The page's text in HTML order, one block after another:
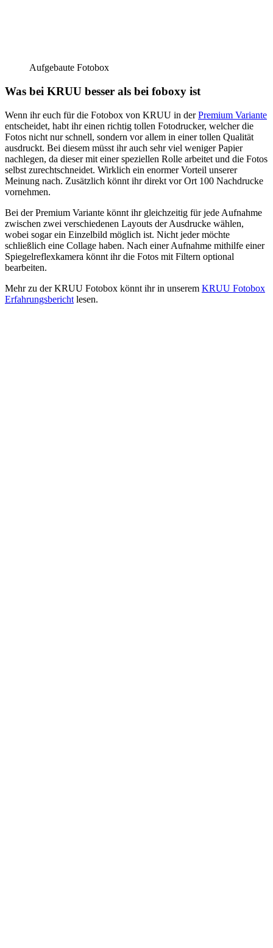
Aufgebaute Fotobox
Was bei KRUU besser als bei foboxy ist
Wenn ihr euch für die Fotobox von KRUU in derPremium Variante
entscheidet, habt ihr einen richtig tollen Fotodrucker, welcher die
Fotos nicht nur schnell, sondern vor allem in einer tollen Qualität
ausdruckt. Bei diesem müsst ihr auch sehr viel weniger Papier
nachlegen, da dieser mit einer speziellen Rolle arbeitet und die Fotos
selbst zurechtschneidet. Wirklich ein enormer Vorteil unserer
Meinung nach. Zusätzlich könnt ihr direkt vor Ort 100 Nachdrucke
vornehmen.
Bei der Premium Variante könnt ihr gleichzeitig für jede Aufnahme
zwischen zwei verschiedenen Layouts der Ausdrucke wählen,
wobei sogar ein Einzelbild möglich ist. Nicht jeder möchte
schließlich eine Collage haben. Nach einer Aufnahme mithilfe einer
Spiegelreflexkamera könnt ihr die Fotos mit Filtern optional
bearbeiten.
Mehr zu der KRUU Fotobox könnt ihr in unserem KRUU Fotobox
Erfahrungsbericht lesen.